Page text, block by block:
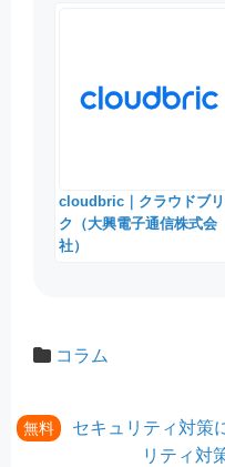
cloudbric｜クラウドブ
ク（大興電子通信株式会
社）
コラム
無料
セキュリティ対策
リティ対